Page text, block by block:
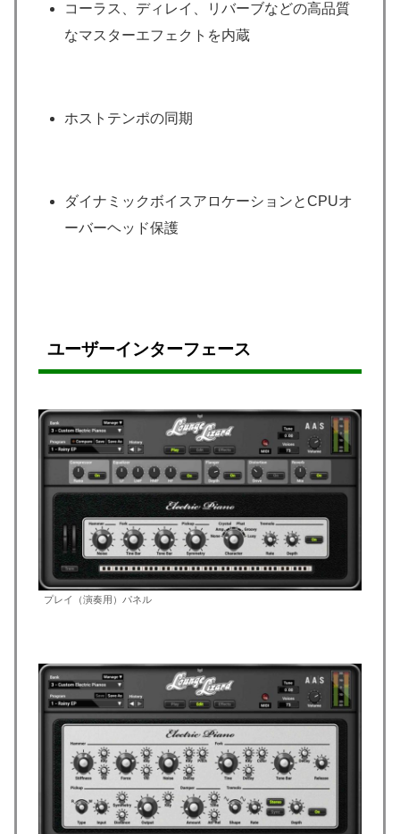
コーラス、ディレイ、リバーブなどの高品質
なマスターエフェクトを内蔵
ホストテンポの同期
ダイナミックボイスアロケーションとCPUオ
ーバーヘッド保護
ユーザーインターフェース
プレイ（演奏用）パネル